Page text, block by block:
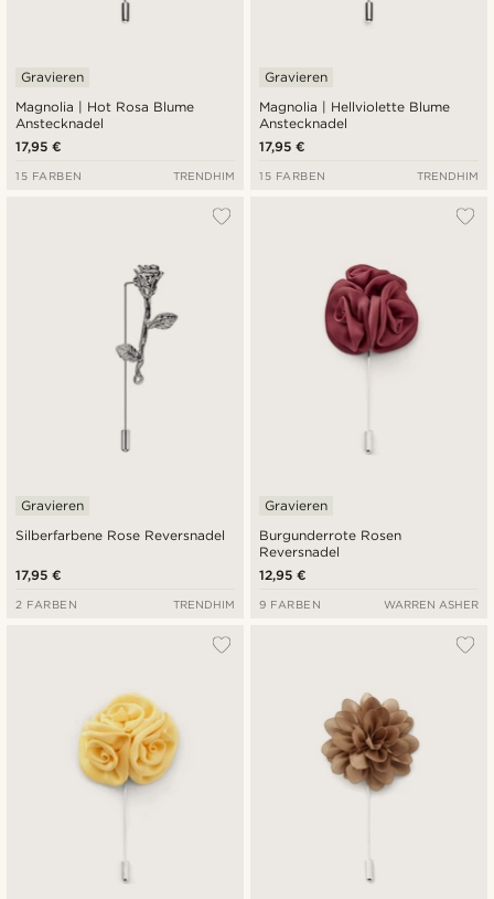
Magnolia | Hot Rosa Blume
Anstecknadel
Gravieren
17,95 €
15 FARBEN TRENDHIM
Magnolia | Hellviolette Blume
Anstecknadel
Gravieren
17,95 €
15 FARBEN TRENDHIM
Silberfarbene Rose Reversnadel
Gravieren
17,95 €
2 FARBEN TRENDHIM
Burgunderrote Rosen
Reversnadel
Gravieren
12,95 €
9 FARBEN WARREN ASHER